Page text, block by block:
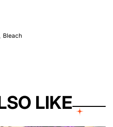
, Bleach
LIKE